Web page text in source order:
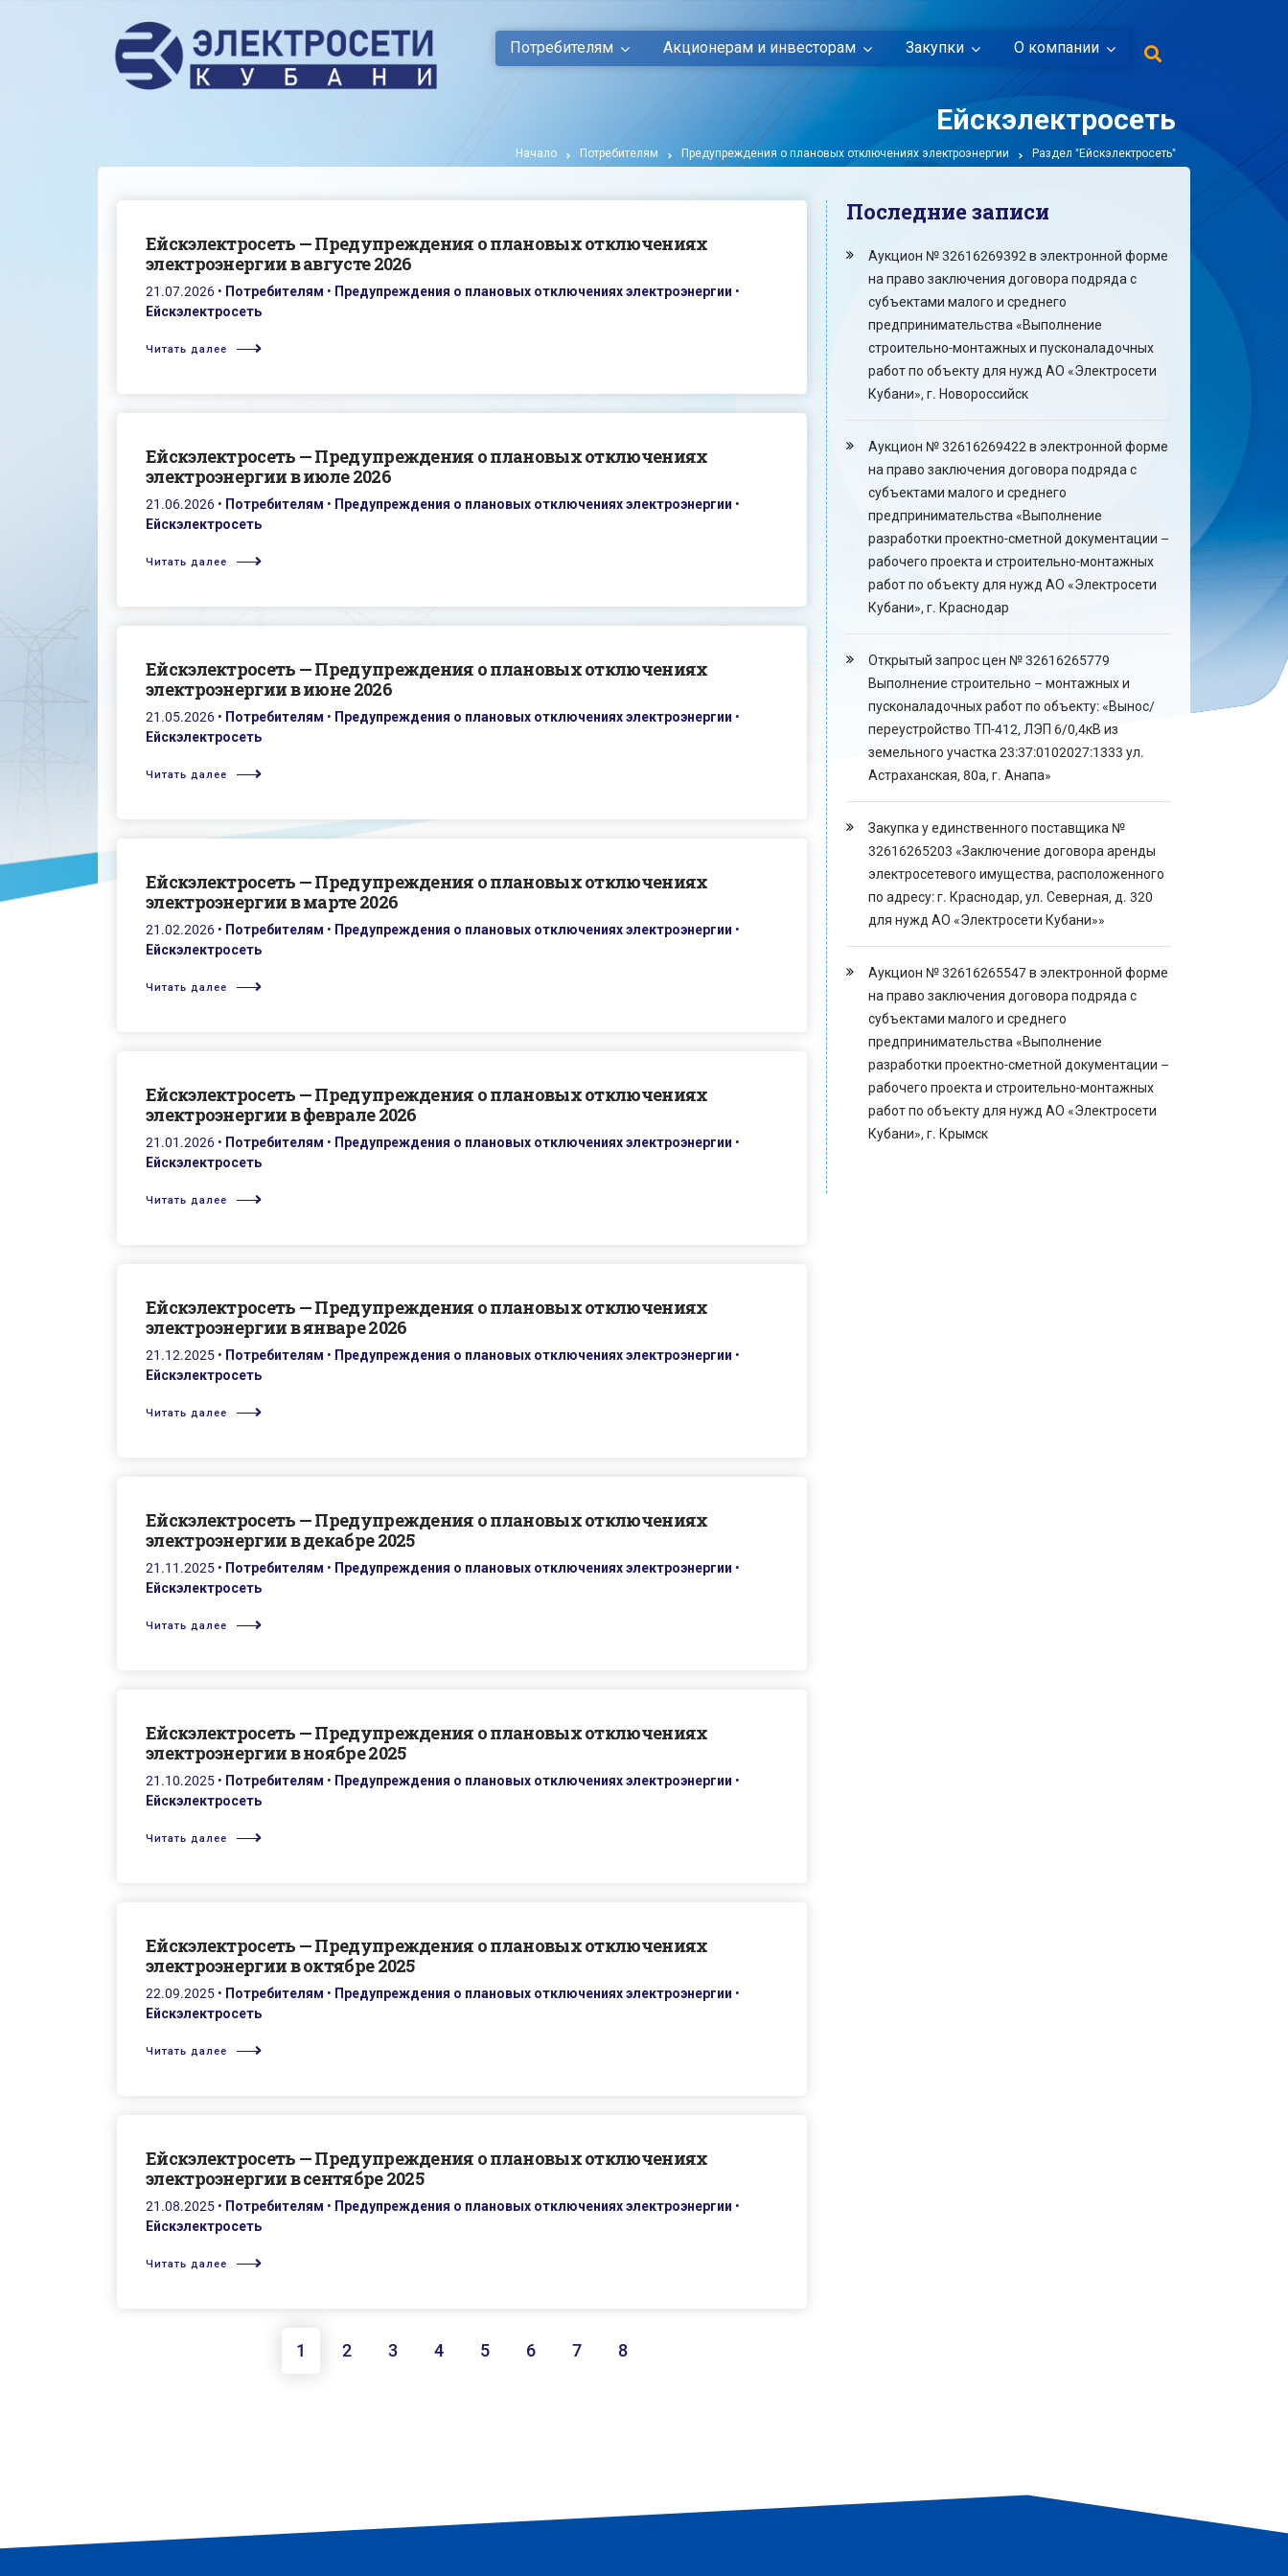
Потребителям Акционерам и инвесторам Закупки О компании
Ейскэлектросеть
Начало Потребителям Предупреждения о плановых отключениях электроэнергии Раздел "Ейскэлектросеть"
Ейскэлектросеть — Предупреждения о плановых отключениях
электроэнергии в августе 2026
21.07.2026 • Потребителям • Предупреждения о плановых отключениях электроэнергии •
Ейскэлектросеть
Читать далее
Ейскэлектросеть — Предупреждения о плановых отключениях
электроэнергии в июле 2026
21.06.2026 • Потребителям • Предупреждения о плановых отключениях электроэнергии •
Ейскэлектросеть
Читать далее
Ейскэлектросеть — Предупреждения о плановых отключениях
электроэнергии в июне 2026
21.05.2026 • Потребителям • Предупреждения о плановых отключениях электроэнергии •
Ейскэлектросеть
Читать далее
Ейскэлектросеть — Предупреждения о плановых отключениях
электроэнергии в марте 2026
21.02.2026 • Потребителям • Предупреждения о плановых отключениях электроэнергии •
Ейскэлектросеть
Читать далее
Ейскэлектросеть — Предупреждения о плановых отключениях
электроэнергии в феврале 2026
21.01.2026 • Потребителям • Предупреждения о плановых отключениях электроэнергии •
Ейскэлектросеть
Читать далее
Ейскэлектросеть — Предупреждения о плановых отключениях
электроэнергии в январе 2026
21.12.2025 • Потребителям • Предупреждения о плановых отключениях электроэнергии •
Ейскэлектросеть
Читать далее
Ейскэлектросеть — Предупреждения о плановых отключениях
электроэнергии в декабре 2025
21.11.2025 • Потребителям • Предупреждения о плановых отключениях электроэнергии •
Ейскэлектросеть
Читать далее
Ейскэлектросеть — Предупреждения о плановых отключениях
электроэнергии в ноябре 2025
21.10.2025 • Потребителям • Предупреждения о плановых отключениях электроэнергии •
Ейскэлектросеть
Читать далее
Ейскэлектросеть — Предупреждения о плановых отключениях
электроэнергии в октябре 2025
22.09.2025 • Потребителям • Предупреждения о плановых отключениях электроэнергии •
Ейскэлектросеть
Читать далее
Ейскэлектросеть — Предупреждения о плановых отключениях
электроэнергии в сентябре 2025
21.08.2025 • Потребителям • Предупреждения о плановых отключениях электроэнергии •
Ейскэлектросеть
Читать далее
1 2 3 4 5 6 7 8
Последние записи
Аукцион № 32616269392 в электронной форме
на право заключения договора подряда с
субъектами малого и среднего
предпринимательства «Выполнение
строительно-монтажных и пусконаладочных
работ по объекту для нужд АО «Электросети
Кубани», г. Новороссийск
Аукцион № 32616269422 в электронной форме
на право заключения договора подряда с
субъектами малого и среднего
предпринимательства «Выполнение
разработки проектно-сметной документации –
рабочего проекта и строительно-монтажных
работ по объекту для нужд АО «Электросети
Кубани», г. Краснодар
Открытый запрос цен № 32616265779
Выполнение строительно – монтажных и
пусконаладочных работ по объекту: «Вынос/
переустройство ТП-412, ЛЭП 6/0,4кВ из
земельного участка 23:37:0102027:1333 ул.
Астраханская, 80а, г. Анапа»
Закупка у единственного поставщика №
32616265203 «Заключение договора аренды
электросетевого имущества, расположенного
по адресу: г. Краснодар, ул. Северная, д. 320
для нужд АО «Электросети Кубани»»
Аукцион № 32616265547 в электронной форме
на право заключения договора подряда с
субъектами малого и среднего
предпринимательства «Выполнение
разработки проектно-сметной документации –
рабочего проекта и строительно-монтажных
работ по объекту для нужд АО «Электросети
Кубани», г. Крымск